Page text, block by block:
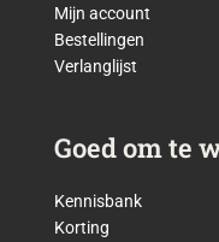
Mijn account
Bestellingen
Verlanglijst
Goed om te
Kennisbank
Korting